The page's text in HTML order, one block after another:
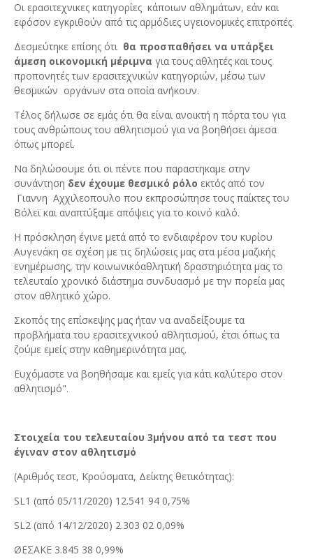
Οι ερασιτεχνικες κατηγορίες κάποιων αθλημάτων, εάν και
εφόσον εγκριθούν από τις αρμόδιες υγειονομικές επιτροπές.
Δεσμεύτηκε επίσης ότι θα προσπαθήσει να υπάρξει
άμεση οικονομική μέριμνα για τους αθλητές και τους
προπονητές των ερασιτεχνικών κατηγοριών, μέσω των
θεσμικών οργάνων στα οποία ανήκουν.
Τέλος δήλωσε σε εμάς ότι θα είναι ανοικτή η πόρτα του για
τους ανθρώπους του αθλητισμού για να βοηθήσει άμεσα
όπως μπορεί.
Να δηλώσουμε ότι οι πέντε που παραστηκαμε στην
συνάντηση δεν έχουμε θεσμικό ρόλο εκτός από τον
Γιαννη Αχχιλεοπουλο που εκπροσώπησε τους παίκτες του
Βόλεϊ και αναπτύξαμε απόψεις για το κοινό καλό.
Η πρόσκληση έγινε μετά από το ενδιαφέρον του κυρίου
Αυγενάκη σε σχέση με τις δηλώσεις μας στα μέσα μαζικής
ενημέρωσης, την κοινωνικόαθλητική δραστηριότητα μας το
τελευταίο χρονικό διάστημα συνδυασμό με την πορεία μας
στον αθλητικό χώρο.
Σκοπός της επίσκεψης μας ήταν να αναδείξουμε τα
προβλήματα του ερασιτεχνικού αθλητισμού, έτσι όπως τα
ζούμε εμείς στην καθημερινότητα μας.
Ευχόμαστε να βοηθήσαμε και εμείς για κάτι καλύτερο στον
αθλητισμό".
Στοιχεία του τελευταίου 3μήνου από τα τεστ που
έγιναν στον αθλητισμό
(Αριθμός τεστ, Κρούσματα, Δείκτης θετικότητας):
SL1 (από 05/11/2020) 12.541 94 0,75%
SL2 (από 14/12/2020) 2.303 02 0,09%
ØEΣΑΚΕ 3.845 38 0,99%